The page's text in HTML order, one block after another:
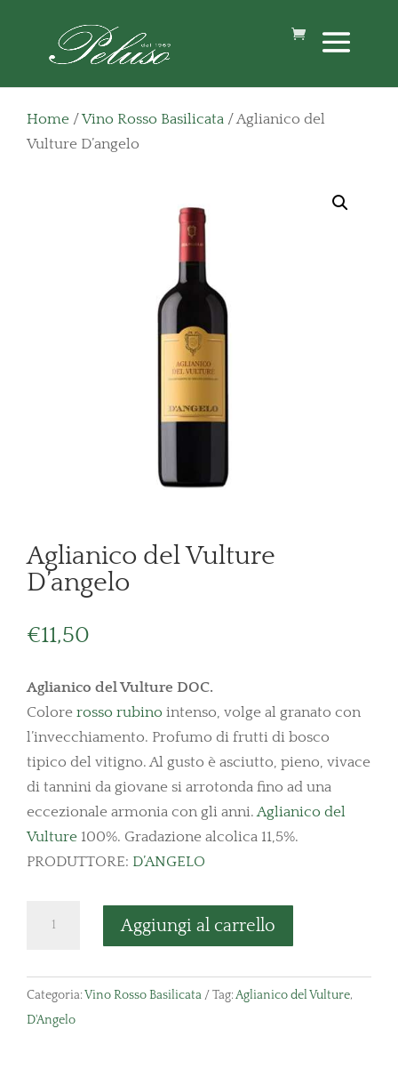
Home /Vino Rosso Basilicata / Aglianico del
Vulture D’angelo
Aglianico del Vulture
D’angelo
€11,50
Aglianico del Vulture DOC.
Colore rosso rubino intenso, volge al granato con
l’invecchiamento. Profumo di frutti di bosco
tipico del vitigno. Al gusto è asciutto, pieno, vivace
di tannini da giovane si arrotonda fino ad una
eccezionale armonia con gli anni.Aglianico del
Vulture 100%. Gradazione alcolica 11,5%.
PRODUTTORE: D’ANGELO
D'angelo
quantità
Aggiungi al carrello
Categoria:Vino Rosso Basilicata Tag:Aglianico del Vulture,
D'Angelo